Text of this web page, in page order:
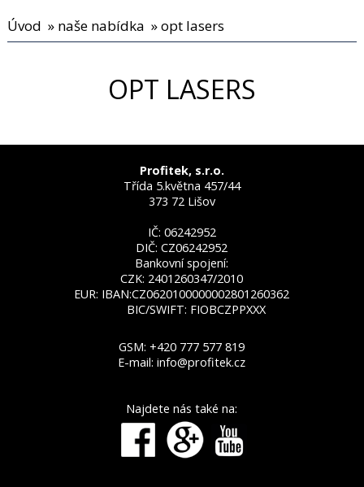
Úvod » naše nabídka » opt lasers
OPT LASERS
Profitek, s.r.o.
Třída 5.května 457/44
373 72 Lišov
IČ: 06242952
DIČ: CZ06242952
Bankovní spojení:
CZK: 2401260347/2010
EUR: IBAN:CZ0620100000002801260362
BIC/SWIFT: FIOBCZPPXXX
GSM:+420 777 577 819
E-mail:info@profitek.cz
Najdete nás také na: